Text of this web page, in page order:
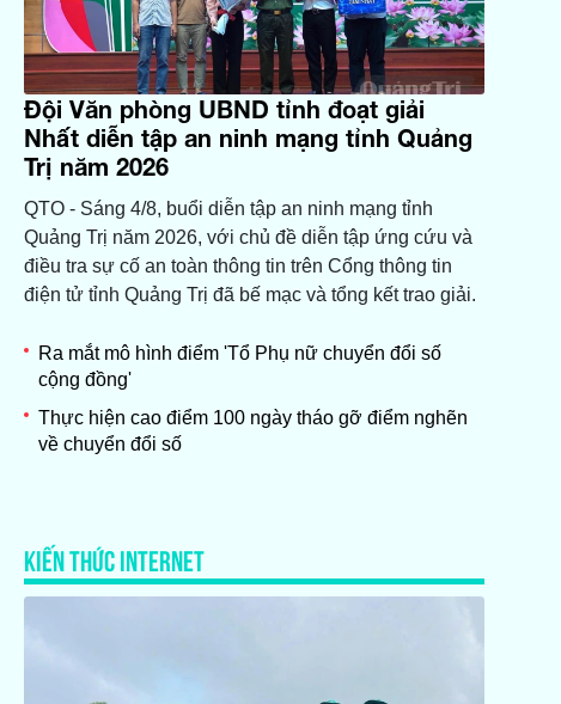
Đội Văn phòng UBND tỉnh đoạt giải
Nhất diễn tập an ninh mạng tỉnh Quảng
Trị năm 2026
QTO - Sáng 4/8, buổi diễn tập an ninh mạng tỉnh
Quảng Trị năm 2026, với chủ đề diễn tập ứng cứu và
điều tra sự cố an toàn thông tin trên Cổng thông tin
điện tử tỉnh Quảng Trị đã bế mạc và tổng kết trao giải.
Ra mắt mô hình điểm 'Tổ Phụ nữ chuyển đổi số
cộng đồng'
Thực hiện cao điểm 100 ngày tháo gỡ điểm nghẽn
về chuyển đổi số
KIẾN THỨC INTERNET